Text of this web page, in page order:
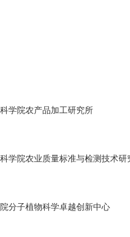
学院农产品加工研究所
学院农业质量标准与检测技术研
分子植物科学卓越创新中心